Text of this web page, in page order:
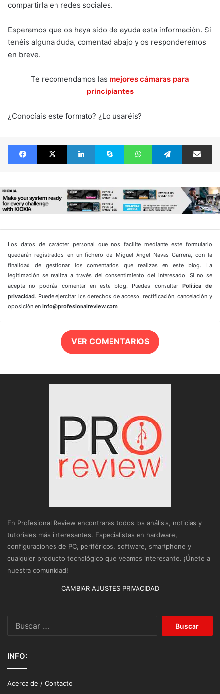
compartirla en redes sociales.
Esperamos que os haya sido de ayuda esta información. Si
tenéis alguna duda, comentad abajo y os responderemos
en breve.
Te recomendamos las mejores cámaras para
principiantes
¿Conocíais este formato? ¿Lo usaréis?
FacebookX LinkedIn Skype WhatsAppTelegram
Los datos de carácter personal que nos facilite mediante este formulario
quedarán registrados en un fichero de Miguel Ángel Navas Carrera, con la
finalidad de gestionar los comentarios que realizas en este blog. La
legitimación se realiza a través del consentimiento del interesado. Si no se
acepta no podrás comentar en este blog. Puedes consultar Política de
privacidad. Puede ejercitar los derechos de acceso, rectificación, cancelación y
oposición en info@profesionalreview.com
VER COMENTARIOS
En Profesional Review encontrarás todos los análisis, noticias y
tutoriales más interesantes. Especialistas en hardware,
configuraciones de PC, periféricos, software, smartphone y
cualquier producto tecnológico que veamos interesante. ¡Únete a
nuestra comunidad!
CAMBIAR AJUSTES PRIVACIDAD
INFO:
Acerca de / Contacto